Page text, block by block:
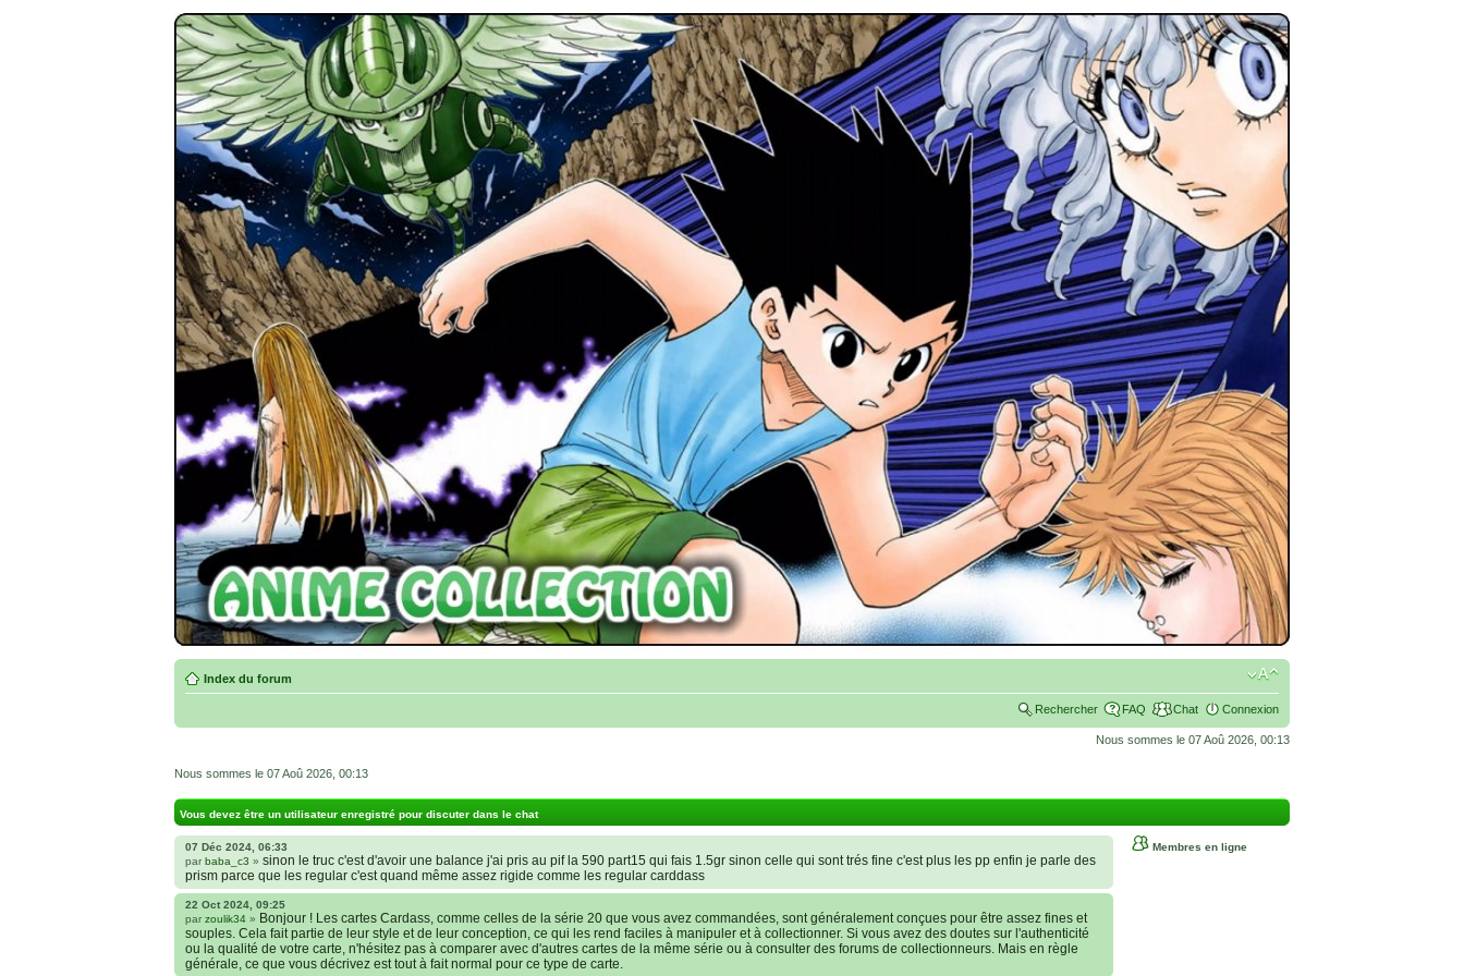
Index du forum
Rechercher FAQ Chat Connexion
Nous sommes le 07 Aoû 2026, 00:13
Nous sommes le 07 Aoû 2026, 00:13
Vous devez être un utilisateur enregistré pour discuter dans le chat
07 Déc 2024, 06:33
par baba_c3 » sinon le truc c'est d'avoir une balance j'ai pris au pif la 590 part15 qui fais 1.5gr sinon celle qui sont trés fine c'est plus les pp enfin je parle des
prism parce que les regular c'est quand même assez rigide comme les regular carddass
22 Oct 2024, 09:25
par zoulik34 » Bonjour ! Les cartes Cardass, comme celles de la série 20 que vous avez commandées, sont généralement conçues pour être assez fines et
souples. Cela fait partie de leur style et de leur conception, ce qui les rend faciles à manipuler et à collectionner. Si vous avez des doutes sur l'authenticité
ou la qualité de votre carte, n'hésitez pas à comparer avec d'autres cartes de la même série ou à consulter des forums de collectionneurs. Mais en règle
générale, ce que vous décrivez est tout à fait normal pour ce type de carte.
Membres en ligne